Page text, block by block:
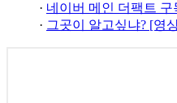
· 네이버 메인 더팩트
· 그곳이 알고싶냐? [영